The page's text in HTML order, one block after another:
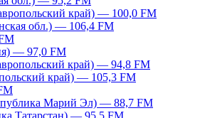
край) — 100,0 FM
обл.) — 106,4 FM
— 97,0 FM
край) — 94,8 FM
край) — 105,3 FM
Марий Эл) — 88,7 FM
Татарстан) — 95,5 FM